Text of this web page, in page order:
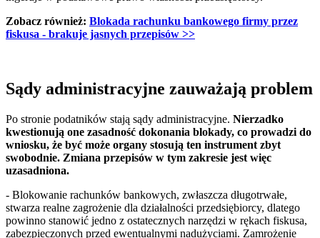
Zobacz również: Blokada rachunku bankowego firmy przez
fiskusa - brakuje jasnych przepisów >>
Sądy administracyjne zauważają problem
Po stronie podatników stają sądy administracyjne. Nierzadko
kwestionują one zasadność dokonania blokady, co prowadzi do
wniosku, że być może organy stosują ten instrument zbyt
swobodnie. Zmiana przepisów w tym zakresie jest więc
uzasadniona.
- Blokowanie rachunków bankowych, zwłaszcza długotrwałe,
stwarza realne zagrożenie dla działalności przedsiębiorcy, dlatego
powinno stanowić jedno z ostatecznych narzędzi w rękach fiskusa,
zabezpieczonych przed ewentualnymi nadużyciami. Zamrożenie